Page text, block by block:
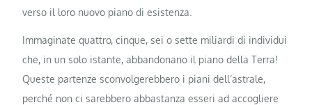
verso il loro nuovo piano di esistenza.
Immaginate quattro, cinque, sei o sette miliardi di individui
che, in un solo istante, abbandonano il piano della Terra!
Queste partenze sconvolgerebbero i piani dell’astrale,
perché non ci sarebbero abbastanza esseri ad accogliere